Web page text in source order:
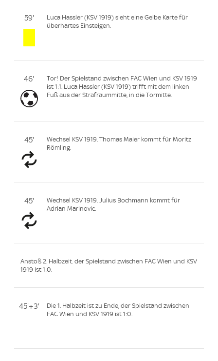
59'
Luca Hassler (KSV 1919) sieht eine Gelbe Karte für
überhartes Einsteigen.
46'
Tor! Der Spielstand zwischen FAC Wien und KSV 1919
ist 1:1. Luca Hassler (KSV 1919) trifft mit dem linken
Fuß aus der Strafraummitte, in die Tormitte.
45'
Wechsel KSV 1919. Thomas Maier kommt für Moritz
Römling.
45'
Wechsel KSV 1919. Julius Bochmann kommt für
Adrian Marinovic.
Anstoß 2. Halbzeit. der Spielstand zwischen FAC Wien und KSV
1919 ist 1:0.
45'+3'
Die 1. Halbzeit ist zu Ende, der Spielstand zwischen
FAC Wien und KSV 1919 ist 1:0.